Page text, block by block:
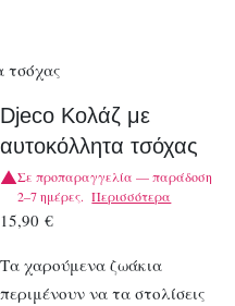
τσόχας
Djeco Κολάζ με
αυτοκόλλητα τσόχας
Σε προπαραγγελία — παράδοση
2–7 ημέρες. Περισσότερα
15,90€
Τα χαρούμενα ζωάκια
περιμένουν να τα στολίσεις